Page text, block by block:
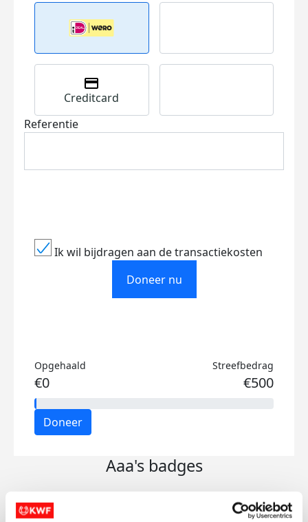
Creditcard
Referentie
Ik wil bijdragen aan de transactiekosten
Doneer nu
Opgehaald
€0
Streefbedrag
€500
Doneer
Aaa's badges